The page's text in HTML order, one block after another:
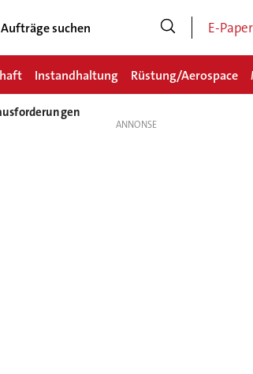
Aufträge suchen E-Paper
Instandhaltung Rüstung/Aerospace